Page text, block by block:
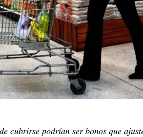
cubrirse podrían ser bonos que